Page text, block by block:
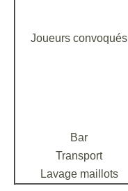
Joueurs convoqués
Bar
Transport
Lavage maillots